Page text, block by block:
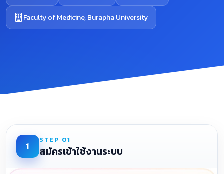
Faculty of Medicine, Burapha University
1
STEP 01
สมัครเข้าใช้งานระบบ